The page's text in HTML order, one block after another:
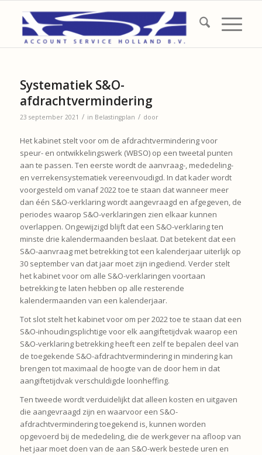
Systematiek S&O-
afdrachtvermindering
23 september 2021 / in Belastingplan / door
Het kabinet stelt voor om de afdrachtvermindering voor
speur- en ontwikkelingswerk (WBSO) op een tweetal punten
aan te passen. Ten eerste wordt de aanvraag-, mededeling-
en verrekensystematiek vereenvoudigd. In dat kader wordt
voorgesteld om vanaf 2022 toe te staan dat wanneer meer
dan één S&O-verklaring wordt aangevraagd en afgegeven, de
periodes waarop S&O-verklaringen zien elkaar kunnen
overlappen. Ongewijzigd blijft dat een S&O-verklaring ten
minste drie kalendermaanden beslaat. Dat betekent dat een
S&O-aanvraag met betrekking tot een kalenderjaar uiterlijk op
30 september van dat jaar moet zijn ingediend. Verder stelt
het kabinet voor om alle S&O-verklaringen voortaan
betrekking te laten hebben op alle resterende
kalendermaanden van een kalenderjaar.
Tot slot stelt het kabinet voor om per 2022 toe te staan dat een
S&O-inhoudingsplichtige voor elk aangiftetijdvak waarop een
S&O-verklaring betrekking heeft een zelf te bepalen deel van
de toegekende S&O-afdrachtvermindering in mindering kan
brengen tot maximaal de hoogte van de door hem in dat
aangiftetijdvak verschuldigde loonheffing.
Ten tweede wordt verduidelijkt dat alleen kosten en uitgaven
die aangevraagd zijn en waarvoor een S&O-
afdrachtvermindering toegekend is, kunnen worden
opgevoerd bij de mededeling, die de werkgever na afloop van
het jaar moet doen van de aan S&O-werk bestede uren en